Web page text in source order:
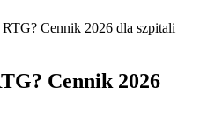
Cennik 2026 dla szpitali
Cennik 2026